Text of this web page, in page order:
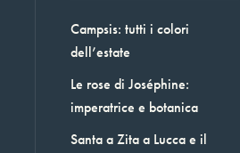
Campsis: tutti i colori
dell’estate
Le rose di Joséphine:
imperatrice e botanica
Santa a Zita a Lucca e il